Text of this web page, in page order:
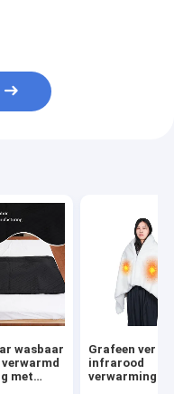
wasbaar
met
Grafeen ver
infrarood
verwarming